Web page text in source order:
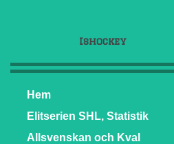
Ishockey
Hem
Elitserien SHL, Statistik
Allsvenskan och Kval